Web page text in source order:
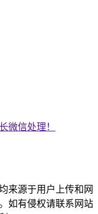
微信处理！
来源于用户上传和网
如有侵权请联系网站